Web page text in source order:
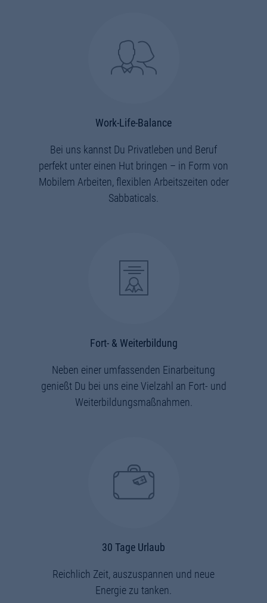
Work-Life-Balance
Bei uns kannst Du Privatleben und Beruf
perfekt unter einen Hut bringen – in Form von
Mobilem Arbeiten, flexiblen Arbeitszeiten oder
Sabbaticals.
Fort- & Weiterbildung
Neben einer umfassenden Einarbeitung
genießt Du bei uns eine Vielzahl an Fort- und
Weiterbildungsmaßnahmen.
30 Tage Urlaub
Reichlich Zeit, auszuspannen und neue
Energie zu tanken.